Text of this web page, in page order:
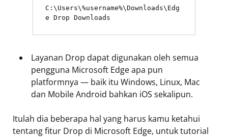
C:\Users\%username%\Downloads\Edg
e Drop Downloads
Layanan Drop dapat digunakan oleh semua
pengguna Microsoft Edge apa pun
platformnya — baik itu Windows, Linux, Mac
dan Mobile Android bahkan iOS sekalipun.
Itulah dia beberapa hal yang harus kamu ketahui
tentang fitur Drop di Microsoft Edge, untuk tutorial